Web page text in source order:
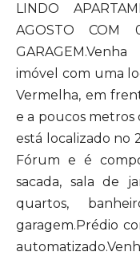
LINDO
AGOSTO COM
imóvel com uma
Vermelha, em
e a poucos metros
está localizado no
Fórum e é
sacada, sala de
quartos,
garagem.Prédio